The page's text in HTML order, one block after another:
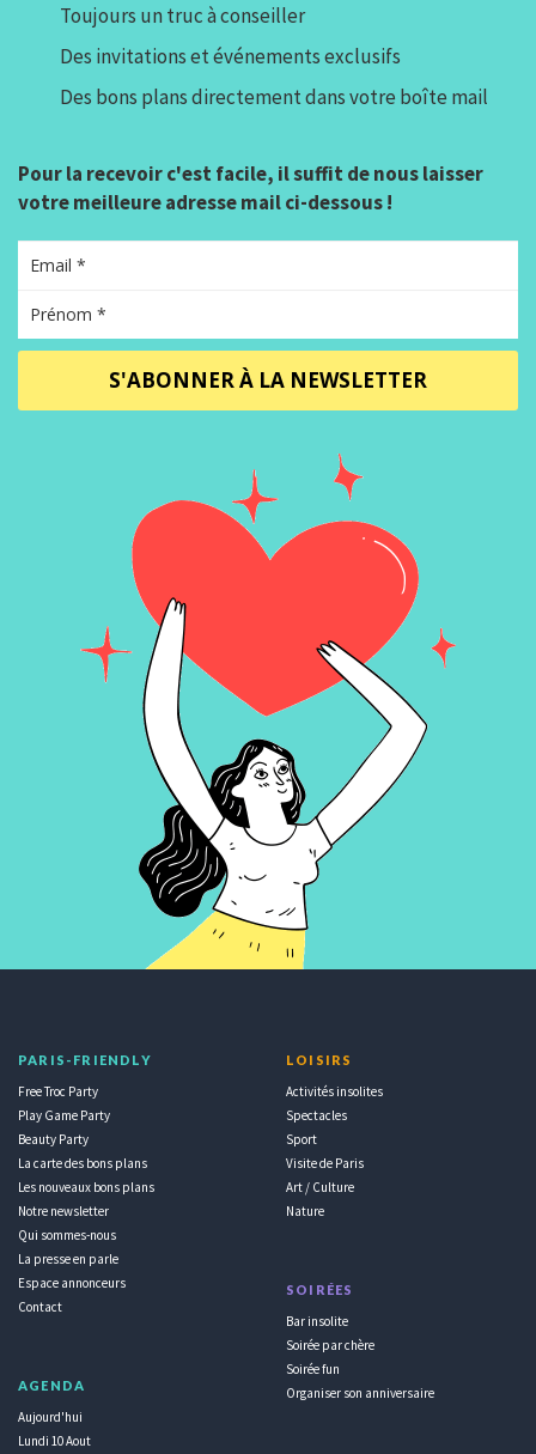
Toujours un truc à conseiller
Des invitations et événements exclusifs
Des bons plans directement dans votre boîte mail
Pour la recevoir c'est facile, il suffit de nous laisser
votre meilleure adresse mail ci-dessous !
S'ABONNER À LA NEWSLETTER
PARIS-FRIENDLY
Free Troc Party
Play Game Party
Beauty Party
La carte des bons plans
Les nouveaux bons plans
Notre newsletter
Qui sommes-nous
La presse en parle
Espace annonceurs
Contact
AGENDA
Aujourd'hui
Lundi 10 Aout
LOISIRS
Activités insolites
Spectacles
Sport
Visite de Paris
Art / Culture
Nature
SOIRÉES
Bar insolite
Soirée par chère
Soirée fun
Organiser son anniversaire